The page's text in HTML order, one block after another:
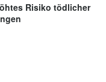
Risiko tödlicher